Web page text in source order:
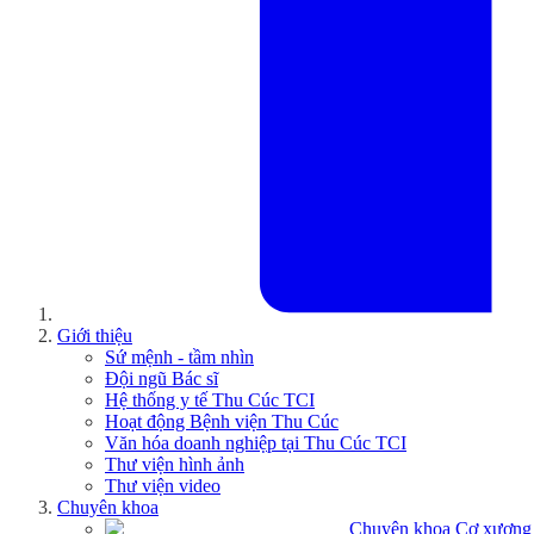
Giới thiệu
Sứ mệnh - tầm nhìn
Đội ngũ Bác sĩ
Hệ thống y tế Thu Cúc TCI
Hoạt động Bệnh viện Thu Cúc
Văn hóa doanh nghiệp tại Thu Cúc TCI
Thư viện hình ảnh
Thư viện video
Chuyên khoa
Chuyên khoa Cơ